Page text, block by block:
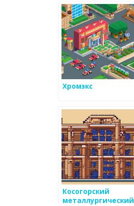
Хромэкс
Косогорский
металлургический